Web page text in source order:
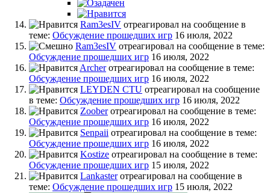
Ram3esIV отреагировал на сообщение в
теме: Обсуждение прошедших игр 16 июля, 2022
Ram3esIV отреагировал на сообщение в теме:
Обсуждение прошедших игр 16 июля, 2022
Archerотреагировал на сообщение в теме:
Обсуждение прошедших игр 16 июля, 2022
LEYDEN CTU отреагировал на сообщение
в теме: Обсуждение прошедших игр 16 июля, 2022
Zooberотреагировал на сообщение в теме:
Обсуждение прошедших игр 16 июля, 2022
Senpaii отреагировал на сообщение в теме:
Обсуждение прошедших игр 16 июля, 2022
Kostize отреагировал на сообщение в теме:
Обсуждение прошедших игр 15 июля, 2022
Lankasterотреагировал на сообщение в
теме: Обсуждение прошедших игр 15 июля, 2022